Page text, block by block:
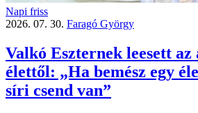
Napi friss
2026. 07. 30. Faragó György
Valkó Eszternek leesett
élettől: „Ha bemész egy
síri csend van”